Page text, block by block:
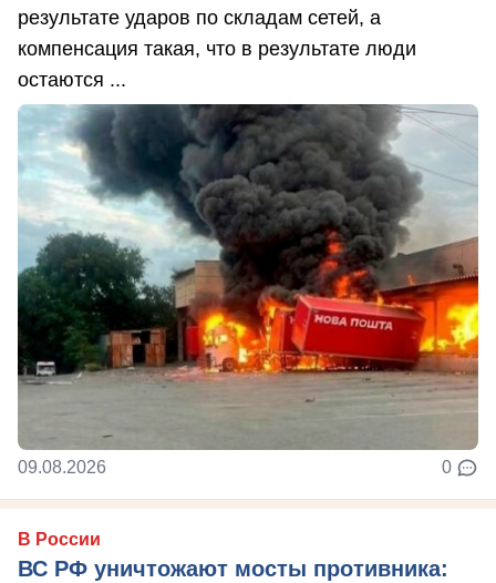
результате ударов по складам сетей, а
компенсация такая, что в результате люди
остаются ...
09.08.2026 0
В России
ВС РФ уничтожают мосты противника: